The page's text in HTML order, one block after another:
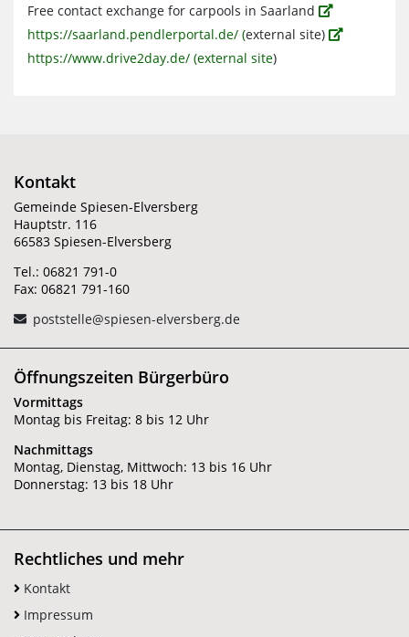
Free contact exchange for carpools in Saarland
https://saarland.pendlerportal.de/ (external site)
https://www.drive2day.de/ (external site)
Kontakt
Gemeinde Spiesen-Elversberg
Hauptstr. 116
66583 Spiesen-Elversberg
Tel.: 06821 791-0
Fax: 06821 791-160
poststelle@spiesen-elversberg.de
Öffnungszeiten Bürgerbüro
Vormittags
Montag bis Freitag: 8 bis 12 Uhr
Nachmittags
Montag, Dienstag, Mittwoch: 13 bis 16 Uhr
Donnerstag: 13 bis 18 Uhr
Rechtliches und mehr
Kontakt
Impressum